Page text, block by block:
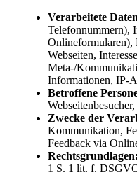
Verarbeitete
Telefonnummern),
Onlineformularen),
Webseiten,
Meta-/
Informationen, IP-
Betroffene
Zwecke der
Kommunikation,
Feedback via
Rechtsgrundlagen:
1 S. 1 lit. f.